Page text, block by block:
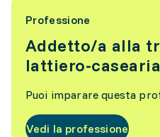
Professione
Addetto/a alla
lattiero-
Puoi imparare questa
Vedi la professione